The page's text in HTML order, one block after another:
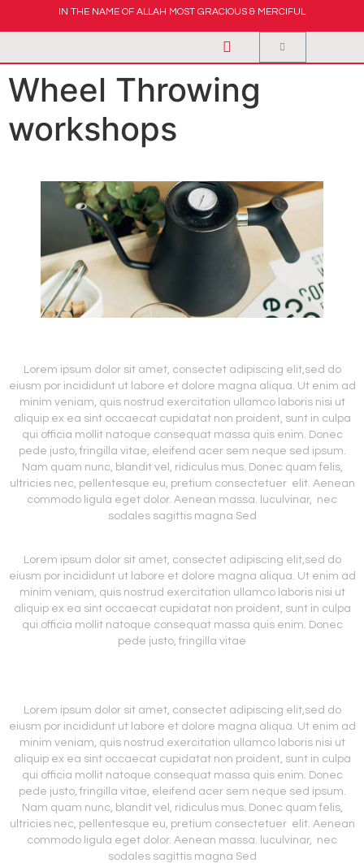
IN THE NAME OF ALLAH MOST GRACIOUS & MERCIFUL
Wheel Throwing
workshops
Lorem ipsum dolor sit amet, consectet adipiscing elit,sed do
eiusm por incididunt ut labore et dolore magna aliqua. Ut enim ad
minim veniam, quis nostrud exercitation ullamco laboris nisi ut
aliquip ex ea sint occaecat cupidatat non proident, sunt in culpa
qui officia mollit natoque consequat massa quis enim. Donec
pede justo, fringilla vitae, eleifend acer sem neque sed ipsum.
Nam quam nunc, blandit vel, ridiculus mus. Donec quam felis,
ultricies nec, pellentesque eu, pretium consectetuer elit. Aenean
commodo ligula eget dolor. Aenean massa. luculvinar, nec
sodales sagittis magna Sed
Lorem ipsum dolor sit amet, consectet adipiscing elit,sed do
eiusm por incididunt ut labore et dolore magna aliqua. Ut enim ad
minim veniam, quis nostrud exercitation ullamco laboris nisi ut
aliquip ex ea sint occaecat cupidatat non proident, sunt in culpa
qui officia mollit natoque consequat massa quis enim. Donec
pede justo, fringilla vitae
Lorem ipsum dolor sit amet, consectet adipiscing elit,sed do
eiusm por incididunt ut labore et dolore magna aliqua. Ut enim ad
minim veniam, quis nostrud exercitation ullamco laboris nisi ut
aliquip ex ea sint occaecat cupidatat non proident, sunt in culpa
qui officia mollit natoque consequat massa quis enim. Donec
pede justo, fringilla vitae, eleifend acer sem neque sed ipsum.
Nam quam nunc, blandit vel, ridiculus mus. Donec quam felis,
ultricies nec, pellentesque eu, pretium consectetuer elit. Aenean
commodo ligula eget dolor. Aenean massa. luculvinar, nec
sodales sagittis magna Sed